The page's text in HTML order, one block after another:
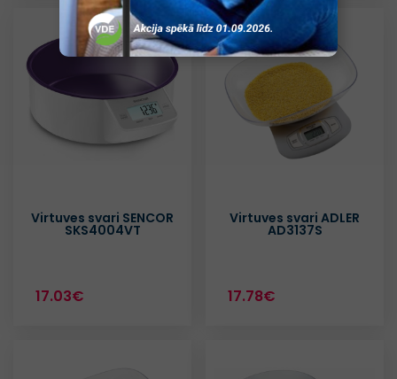
Virtuves svari SENCOR
SKS4004VT
17.03€
Virtuves svari ADLER
AD3137S
17.78€